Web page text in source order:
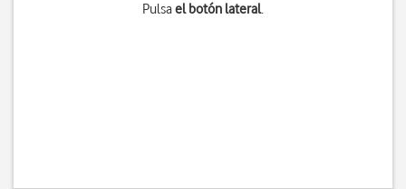
Pulsael botón lateral.